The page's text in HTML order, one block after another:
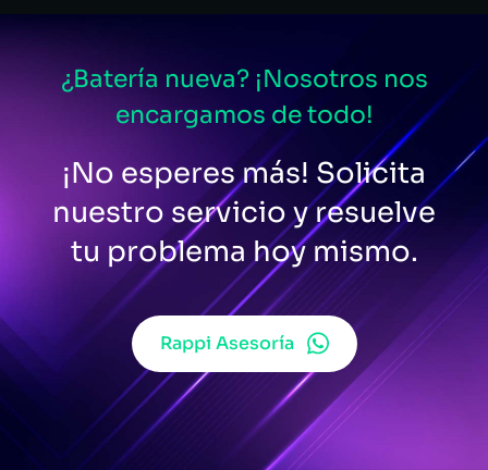
¿Batería nueva? ¡Nosotros nos
encargamos de todo!
¡No esperes más! Solicita
nuestro servicio y resuelve
tu problema hoy mismo.
Rappi Asesoría